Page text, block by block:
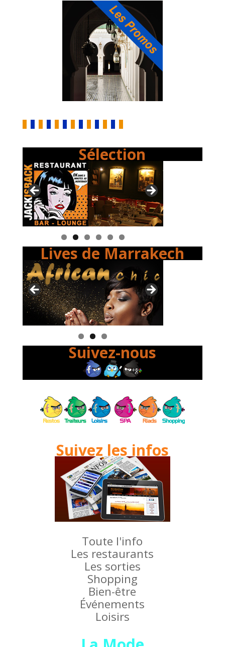
Sélection
Lives de Marrakech
Suivez-nous
Suivez les infos
Toute l'info
Les restaurants
Les sorties
Shopping
Bien-être
Événements
Loisirs